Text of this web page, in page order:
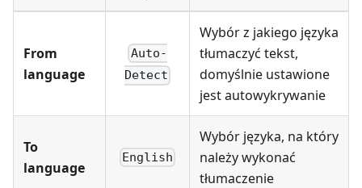
From
language
Auto-
Detect
Wybór z jakiego języka
tłumaczyć tekst,
domyślnie ustawione
jest autowykrywanie
To
language
English
Wybór języka, na który
należy wykonać
tłumaczenie